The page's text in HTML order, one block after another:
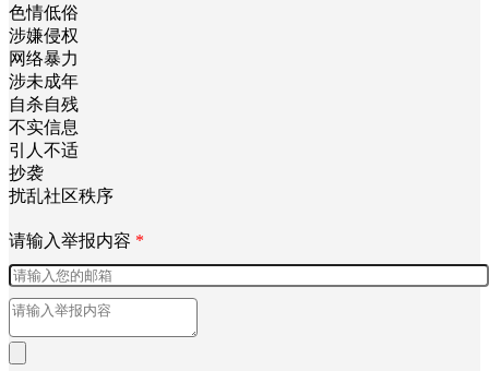
色情低俗
涉嫌侵权
网络暴力
涉未成年
自杀自残
不实信息
引人不适
抄袭
扰乱社区秩序
请输入举报内容 *